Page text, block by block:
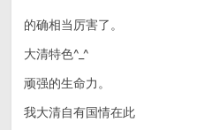
的确相当厉害了。
大清特色^_^
顽强的生命力。
我大清自有国情在此